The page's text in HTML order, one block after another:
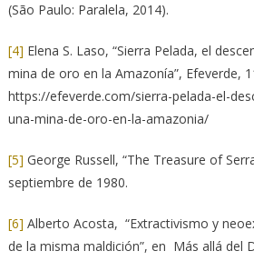
(São Paulo: Paralela, 2014).
[4] Elena S. Laso, “Sierra Pelada, el
mina de oro en la Amazonía”, Efeverde,
https://efeverde.com/sierra-pelada-el-
una-mina-de-oro-en-la-amazonia/
[5] George Russell, “The Treasure of
septiembre de 1980.
[6] Alberto Acosta, “Extractivismo y
de la misma maldición”, en Más allá del